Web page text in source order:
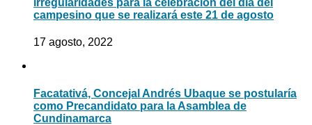
irregularidades para la celebración del día del
campesino que se realizará este 21 de agosto
17 agosto, 2022
Facatativá, Concejal Andrés Ubaque se postularía
como Precandidato para la Asamblea de
Cundinamarca